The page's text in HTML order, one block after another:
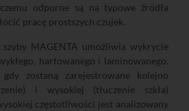
odporne są na typowe źródła
pracę prostszych czujek.
MAGENTA umożliwia wykrycie
hartowanego i laminowanego.
zostaną zarejestrowane kolejno
i wysokiej (tłuczenie szkła)
częstotliwości jest analizowany